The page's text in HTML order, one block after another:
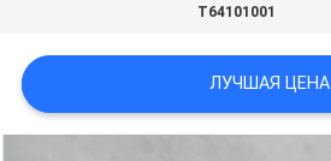
СЛУЧАИ
T64101001
ЛУЧШАЯ ЦЕНА